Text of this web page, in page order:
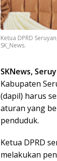
Ketua DPRD
SK_News.
SKNews,
Kabupaten
(dapil) harus
aturan yang
penduduk.
Ketua DPRD
melakukan